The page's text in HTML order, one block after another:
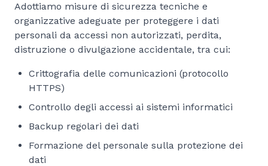
Adottiamo misure di sicurezza tecniche e
organizzative adeguate per proteggere i dati
personali da accessi non autorizzati, perdita,
distruzione o divulgazione accidentale, tra cui:
Crittografia delle comunicazioni (protocollo
HTTPS)
Controllo degli accessi ai sistemi informatici
Backup regolari dei dati
Formazione del personale sulla protezione dei
dati